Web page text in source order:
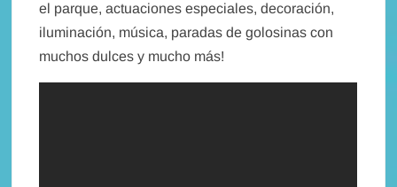
el parque, actuaciones especiales, decoración,
iluminación, música, paradas de golosinas con
muchos dulces y mucho más!